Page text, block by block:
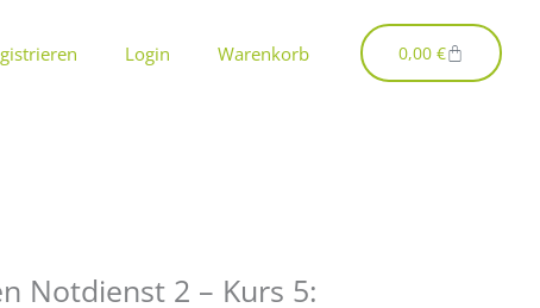
Login Warenkorb 0,00€Warenkorb
Notdienst 2 – Kurs 5: